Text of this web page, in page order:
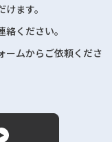
ます。
ください。
ームからご依頼くださ